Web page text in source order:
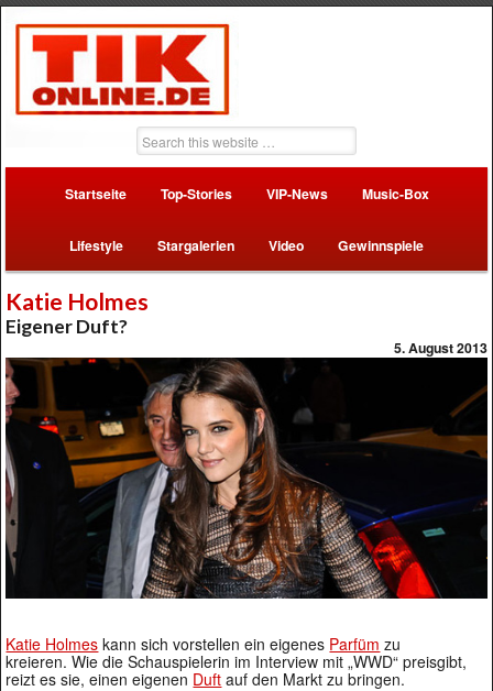
Startseite Top-Stories VIP-News Music-Box
Lifestyle Stargalerien Video Gewinnspiele
Katie Holmes
Eigener Duft?
5. August 2013
Katie Holmes kann sich vorstellen ein eigenes Parfüm zu
kreieren. Wie die Schauspielerin im Interview mit „WWD“ preisgibt,
reizt es sie, einen eigenen Duft auf den Markt zu bringen.